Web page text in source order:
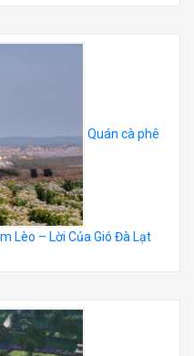
Quán cà phê
Lèo – Lời Của Gió Đà Lạt